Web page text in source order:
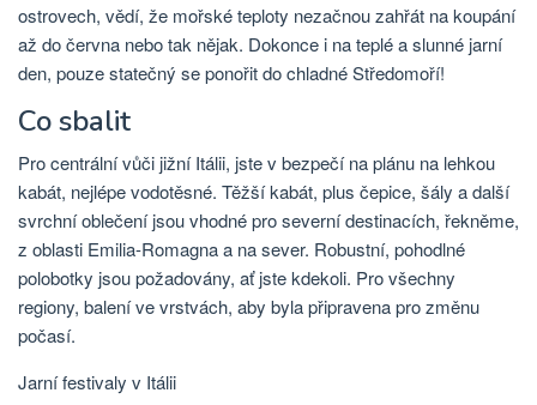
ostrovech, vědí, že mořské teploty nezačnou zahřát na koupání
až do června nebo tak nějak. Dokonce i na teplé a slunné jarní
den, pouze statečný se ponořit do chladné Středomoří!
Co sbalit
Pro centrální vůči jižní Itálii, jste v bezpečí na plánu na lehkou
kabát, nejlépe vodotěsné. Těžší kabát, plus čepice, šály a další
svrchní oblečení jsou vhodné pro severní destinacích, řekněme,
z oblasti Emilia-Romagna a na sever. Robustní, pohodlné
polobotky jsou požadovány, ať jste kdekoli. Pro všechny
regiony, balení ve vrstvách, aby byla připravena pro změnu
počasí.
Jarní festivaly v Itálii